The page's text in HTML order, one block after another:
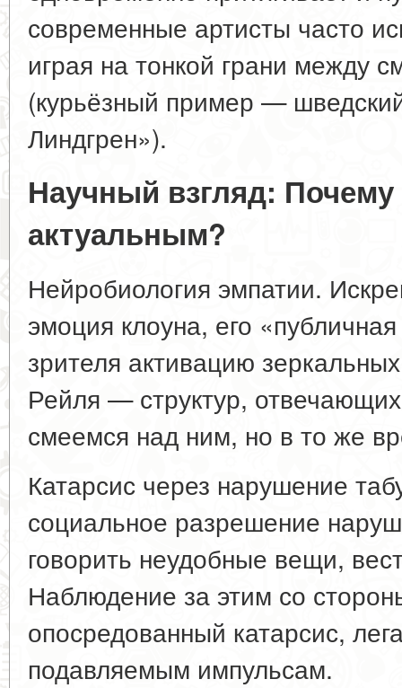
современные артисты часто
играя на тонкой грани между
(курьёзный пример —
Линдгрен»).
Научный взгляд: Почему
актуальным?
Нейробиология эмпатии.
эмоция клоуна, его
зрителя активацию
Рейля — структур,
смеемся над ним, но в то же
Катарсис через нарушение
социальное разрешение
говорить неудобные вещи,
Наблюдение за этим со
опосредованный катарсис,
подавляемым импульсам.